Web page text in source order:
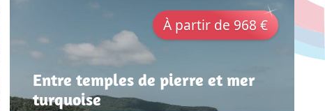
À partir de 968 €
Entre temples de pierre et mer
turquoise